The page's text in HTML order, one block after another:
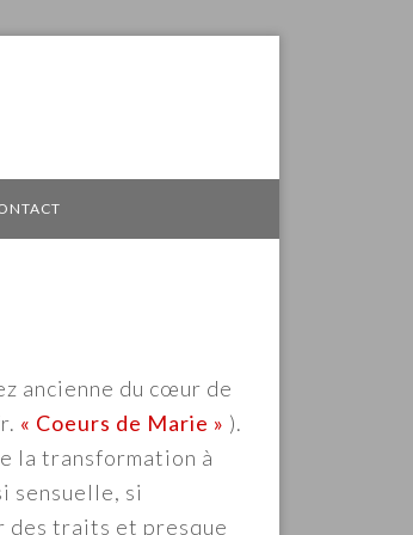
ancienne du cœur de
« Coeurs de Marie » ).
la transformation à
sensuelle, si
des traits et presque